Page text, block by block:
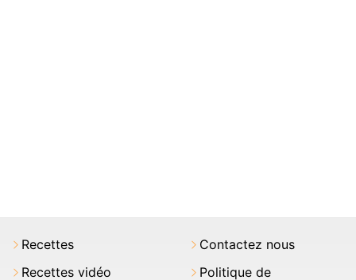
Recettes
Recettes vidéo
Contactez nous
Politique de